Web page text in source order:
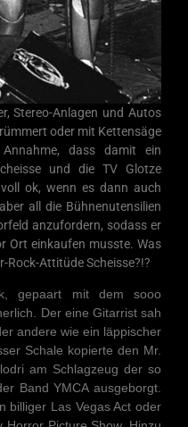
Stereo-Anlagen und Autos
oder mit Kettensäge
dass damit ein
und die TV Glotze
ok, wenn es dann auch
all die Bühnenutensilien
anzufordern, sodass er
Ort einkaufen musste. Was
Rock-Attitüde Scheisse?!?
gepaart mit dem sooo
Der eine Gitarrist sah
andere wie ein läppischer
Schale kopierte den Mr.
am Schlagzeug der so
Band YMCA ausgeborgt.
billiger Las Vegas Act oder